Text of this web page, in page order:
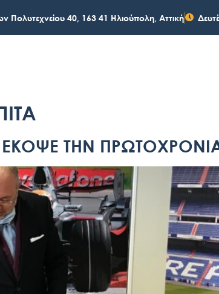
Πολυτεχνείου 40, 163 41 Ηλιούπολη, Αττική
ΤΗΝ